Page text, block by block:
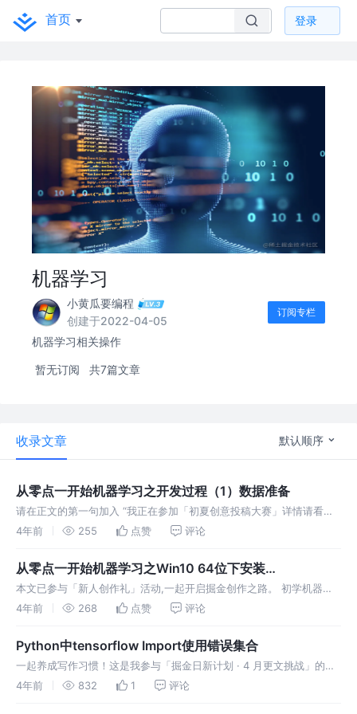
首页 登录
机器学习
小黄瓜要编程
创建于2022-04-05
订阅专栏
机器学习相关操作
暂无订阅 共7篇文章
收录文章 默认顺序
从零点一开始机器学习之开发过程（1）数据准备
请在正文的第一句加入 “我正在参加「初夏创意投稿大赛」详情请看：
初夏创意投稿大赛” 从零点一开始机器学习之开发过程（1）数据准备
西
4年前 255 点赞 评论
从零点一开始机器学习之Win10 64位下安装
Cuda+Cudnn
本文已参与「新人创作礼」活动,一起开启掘金创作之路。 初学机器学
习，各种剪不断理还乱，给了代码都跑步起来的各种环境各种版本对
逼放弃！！！！
4年前 268 点赞 评论
Python中tensorflow Import使用错误集合
一起养成写作习惯！这是我参与「掘金日新计划 · 4 月更文挑战」的第
5天，点击查看活动详情。 cannot import name
4年前 832 1 评论